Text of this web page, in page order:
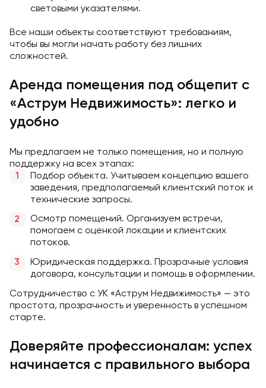
световыми указателями.
Все наши объекты соответствуют требованиям,
чтобы вы могли начать работу без лишних
сложностей.
Аренда помещения под общепит с
«Аструм Недвижимость»: легко и
удобно
Мы предлагаем не только помещения, но и полную
поддержку на всех этапах:
Подбор объекта. Учитываем концепцию вашего
заведения, предполагаемый клиентский поток и
технические запросы.
Осмотр помещений. Организуем встречи,
помогаем с оценкой локации и клиентских
потоков.
Юридическая поддержка. Прозрачные условия
договора, консультации и помощь в оформлении.
Сотрудничество с УК «Аструм Недвижимость» — это
простота, прозрачность и уверенность в успешном
старте.
Доверяйте профессионалам: успех
начинается с правильного выбора